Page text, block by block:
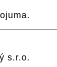
s.r.o.